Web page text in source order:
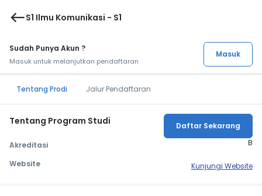
westS1 Ilmu Komunikasi - S1
Sudah Punya Akun ?
Masuk untuk melanjutkan pendaftaran
Masuk
Tentang Prodi Jalur Pendaftaran
Tentang Program Studi
Akreditasi B
Website Kunjungi Website
Daftar Sekarang